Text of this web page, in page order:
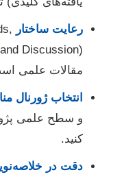
رعایت ساختار IMRaD:
مقالات علمی
انتخاب ژورنال
و سطح علمی
کنید.
دقت در